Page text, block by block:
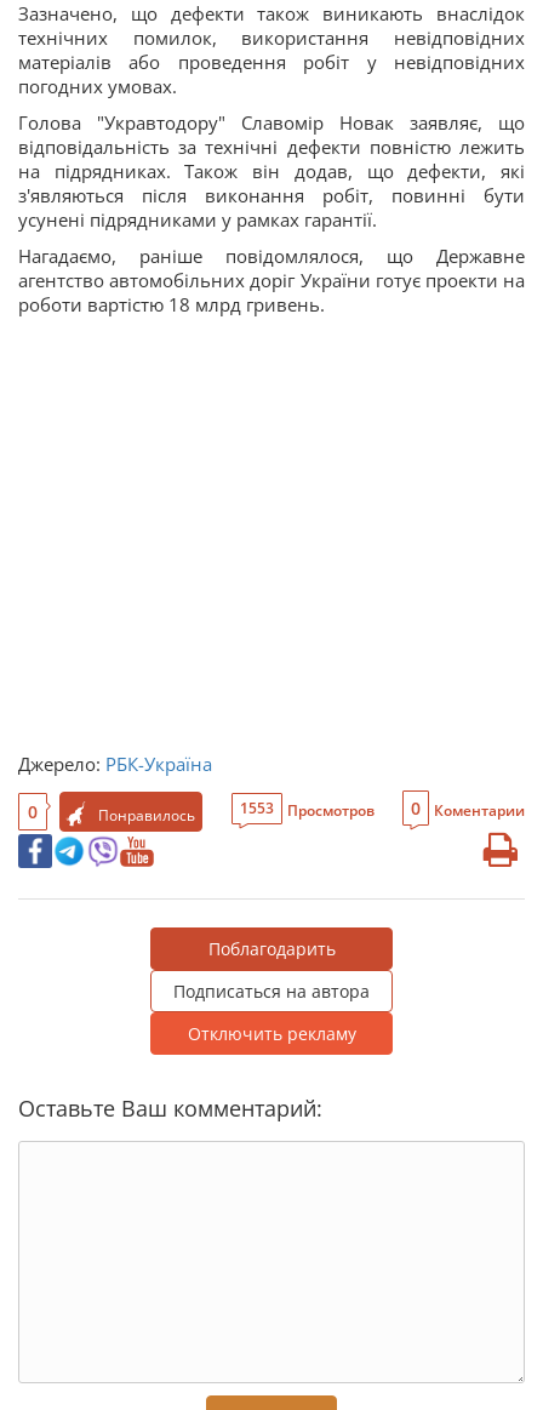
Зазначено, що дефекти також виникають внаслідок
технічних помилок, використання невідповідних
матеріалів або проведення робіт у невідповідних
погодних умовах.
Голова "Укравтодору" Славомір Новак заявляє, що
відповідальність за технічні дефекти повністю лежить
на підрядниках. Також він додав, що дефекти, які
з'являються після виконання робіт, повинні бути
усунені підрядниками у рамках гарантії.
Нагадаємо, раніше повідомлялося, що Державне
агентство автомобільних доріг України готує проекти на
роботи вартістю 18 млрд гривень.
Джерело: РБК-Україна
0 Понравилось 1553 Просмотров 0 Коментарии
Поблагодарить
Подписаться на автора
Отключить рекламу
Оставьте Ваш комментарий: